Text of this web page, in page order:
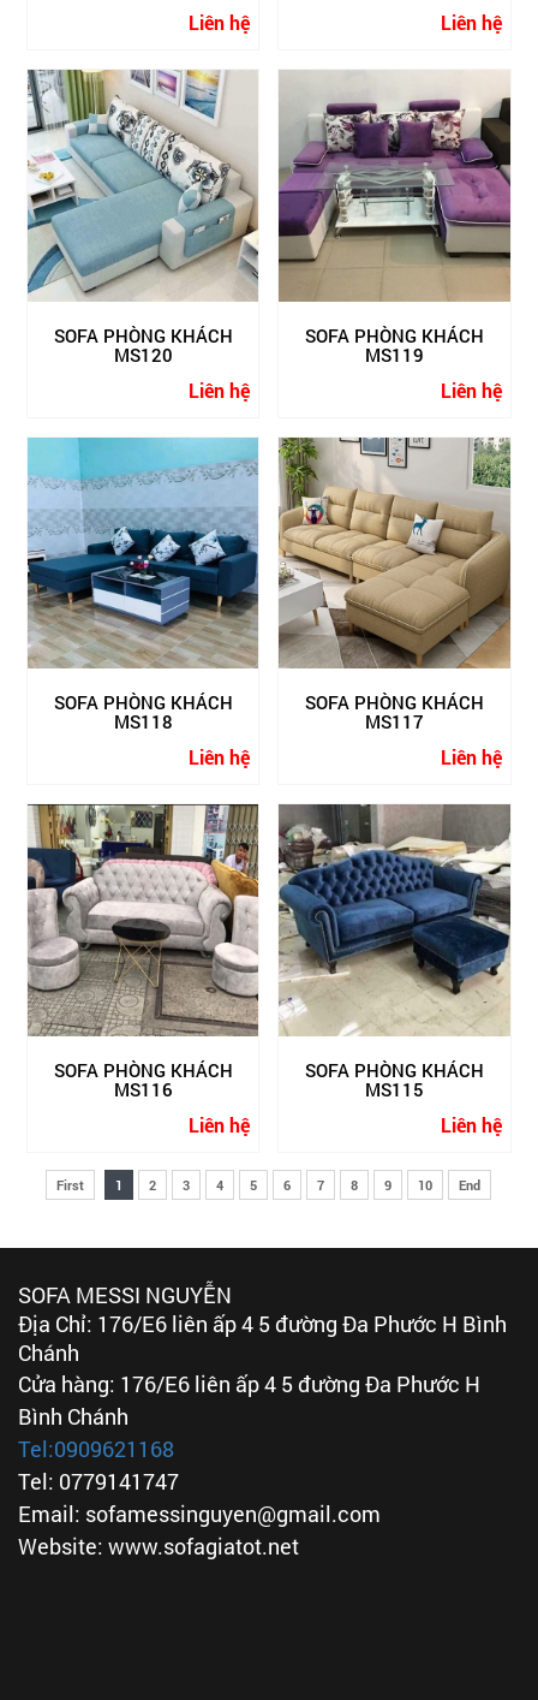
Liên hệ Liên hệ
SOFA PHÒNG KHÁCH
MS120
Liên hệ
SOFA PHÒNG KHÁCH
MS119
Liên hệ
SOFA PHÒNG KHÁCH
MS118
Liên hệ
SOFA PHÒNG KHÁCH
MS117
Liên hệ
SOFA PHÒNG KHÁCH
MS116
Liên hệ
SOFA PHÒNG KHÁCH
MS115
Liên hệ
First 1 2 3 4 5 6 7 8 9 10 End
SOFA MESSI NGUYỄN
Địa Chỉ: 176/E6 liên ấp 4 5 đường Đa Phước H Bình
Chánh
Cửa hàng: 176/E6 liên ấp 4 5 đường Đa Phước H
Bình Chánh
Tel:0909621168
Tel: 0779141747
Email: sofamessinguyen@gmail.com
Website: www.sofagiatot.net